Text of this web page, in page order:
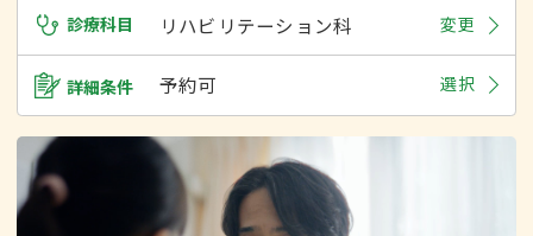
診療科目 リハビリテーション科 変更
詳細条件 予約可 選択